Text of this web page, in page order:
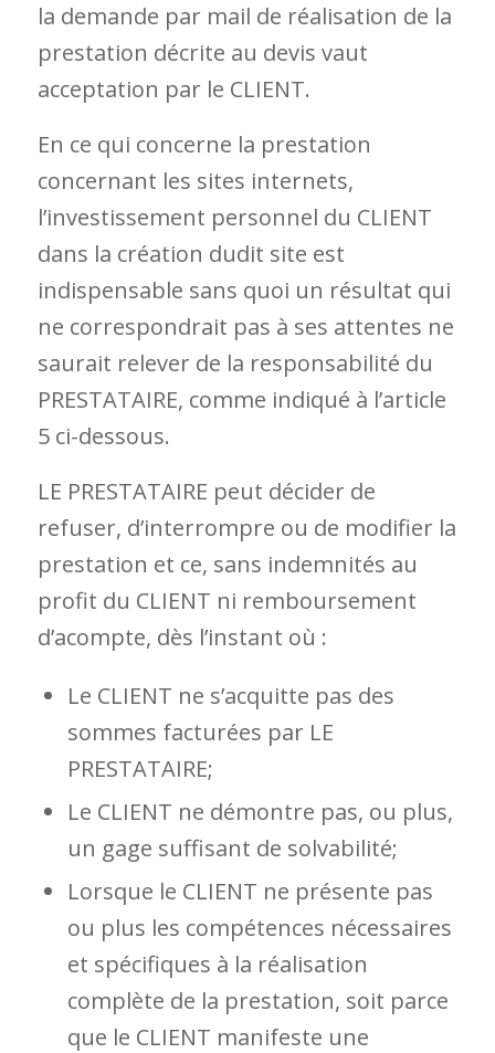
la demande par mail de réalisation de la
prestation décrite au devis vaut
acceptation par le CLIENT.
En ce qui concerne la prestation
concernant les sites internets,
l’investissement personnel du CLIENT
dans la création dudit site est
indispensable sans quoi un résultat qui
ne correspondrait pas à ses attentes ne
saurait relever de la responsabilité du
PRESTATAIRE, comme indiqué à l’article
5 ci-dessous.
LE PRESTATAIRE peut décider de
refuser, d’interrompre ou de modifier la
prestation et ce, sans indemnités au
profit du CLIENT ni remboursement
d’acompte, dès l’instant où :
Le CLIENT ne s’acquitte pas des
sommes facturées par LE
PRESTATAIRE;
Le CLIENT ne démontre pas, ou plus,
un gage suffisant de solvabilité;
Lorsque le CLIENT ne présente pas
ou plus les compétences nécessaires
et spécifiques à la réalisation
complète de la prestation, soit parce
que le CLIENT manifeste une